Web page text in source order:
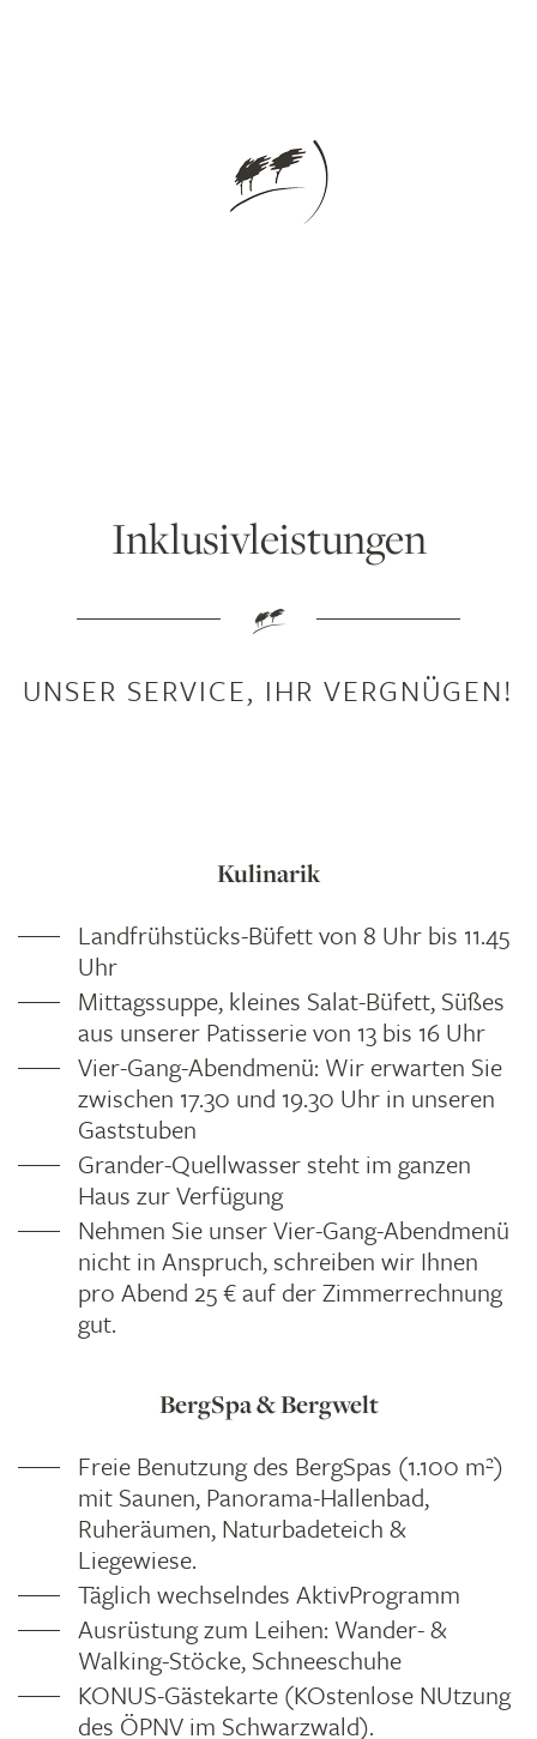
Inklusivleistungen
UNSER SERVICE, IHR VERGNÜGEN!
Kulinarik
Landfrühstücks-Büfett von 8 Uhr bis 11.45
Uhr
Mittagssuppe, kleines Salat-Büfett, Süßes
aus unserer Patisserie von 13 bis 16 Uhr
Vier-Gang-Abendmenü: Wir erwarten Sie
zwischen 17.30 und 19.30 Uhr in unseren
Gaststuben
Grander-Quellwasser steht im ganzen
Haus zur Verfügung
Nehmen Sie unser Vier-Gang-Abendmenü
nicht in Anspruch, schreiben wir Ihnen
pro Abend 25 € auf der Zimmerrechnung
gut.
BergSpa & Bergwelt
Freie Benutzung des BergSpas (1.100 m²)
mit Saunen, Panorama-Hallenbad,
Ruheräumen, Naturbadeteich &
Liegewiese.
Täglich wechselndes AktivProgramm
Ausrüstung zum Leihen: Wander- &
Walking-Stöcke, Schneeschuhe
KONUS-Gästekarte (KOstenlose NUtzung
des ÖPNV im Schwarzwald).